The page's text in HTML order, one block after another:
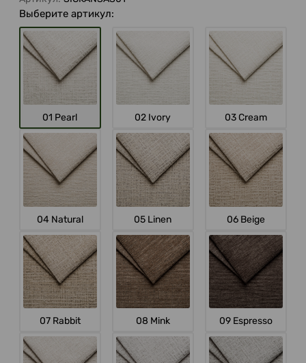
Выберите артикул:
01 Pearl 02 Ivory 03 Cream
04 Natural 05 Linen 06 Beige
07 Rabbit 08 Mink 09 Espresso